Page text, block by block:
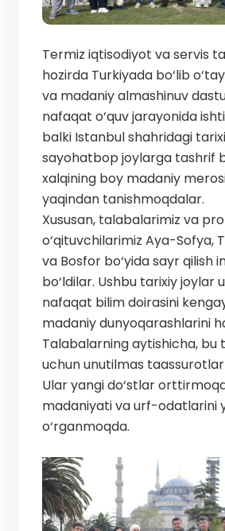
Termiz iqtisodiyot va servis
hozirda Turkiyada bo‘lib
va madaniy almashinuv
nafaqat o‘quv jarayonida
balki Istanbul shahridagi
sayohatbop joylarga tashrif
xalqining boy madaniy
yaqindan tanishmoqdalar.
Xususan, talabalarimiz va
o‘qituvchilarimiz Aya-Sofya,
va Bosfor bo‘yida sayr qilish
bo‘ldilar. Ushbu tarixiy joylar
nafaqat bilim doirasini
madaniy dunyoqarashlarini
Talabalarning aytishicha, bu
uchun unutilmas
Ular yangi do‘stlar
madaniyati va urf-odatlarini
o‘rganmoqda.